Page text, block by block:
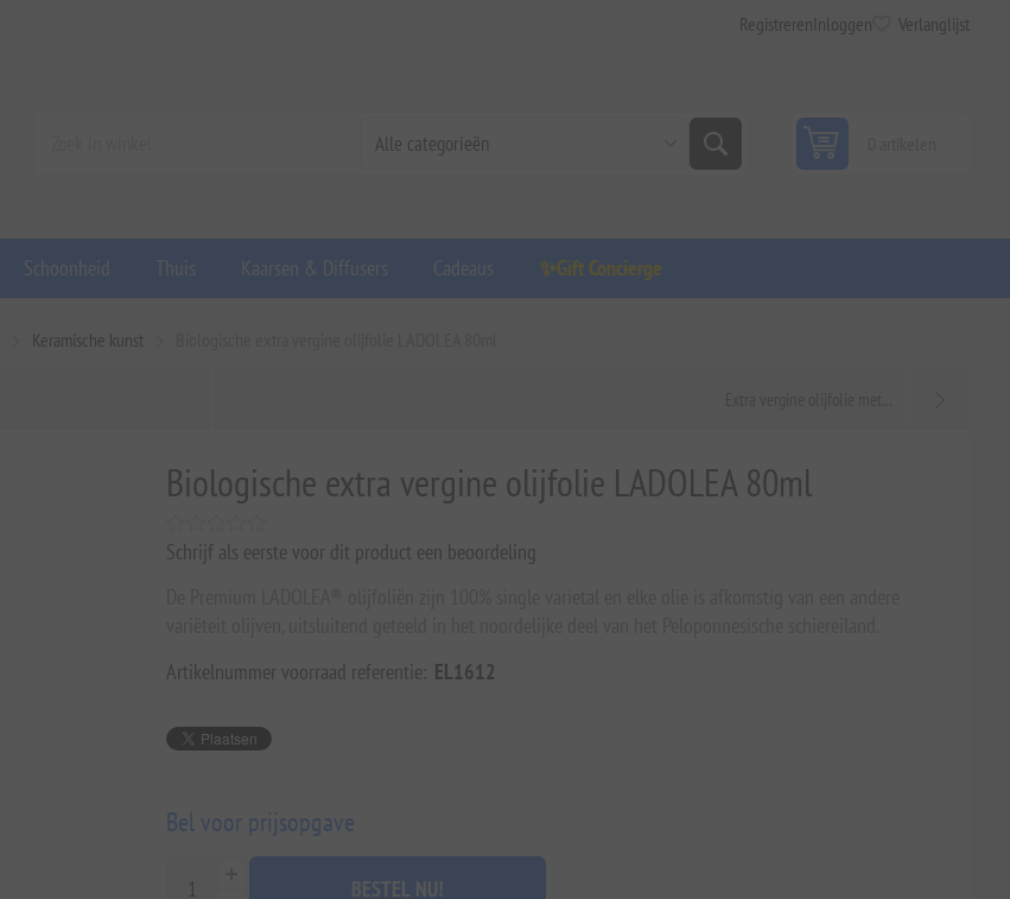
Registreren Inloggen Verlanglijst
Schoonheid Thuis Kaarsen & Diffusers Cadeaus ✨Gift Concierge
Keramische kunst
Biologische extra vergine olijfolie LADOLEA 80ml
Schrijf als eerste voor dit product een beoordeling
Artikelnummer voorraad referentie: EL1612
Bel voor prijsopgave
BESTEL NU!